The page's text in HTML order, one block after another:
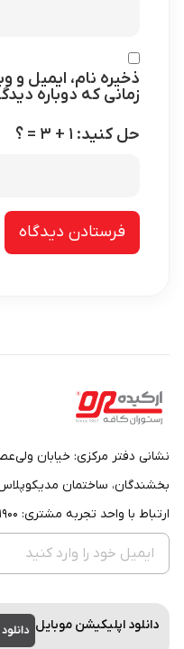
ذخیره نام، ایمیل و
زمانی که دوباره
حل کنید: ۱ + ۳ = ؟
نشانی دفتر مرکزی: خیابان
بخشندگان، ساختمان
ارتباط با واحد تجربه مشتری: ۰۹۱۲۳۱۴۱۹۰۰
دانلود اپلیکیشن موبایل